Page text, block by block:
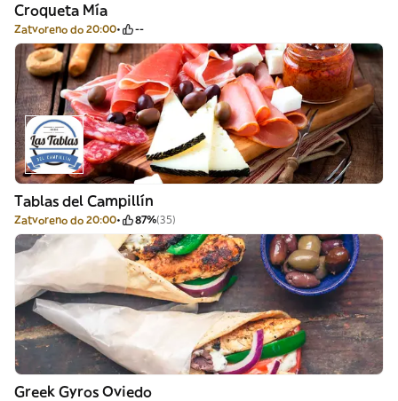
Croqueta Mía
Zatvoreno do 20:00 --
Tablas del Campillín
Zatvoreno do 20:00 87%(35)
Greek Gyros Oviedo